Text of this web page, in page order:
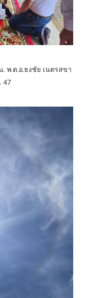
. พ.ต.อ.ธงชัย เนตรสขา
47